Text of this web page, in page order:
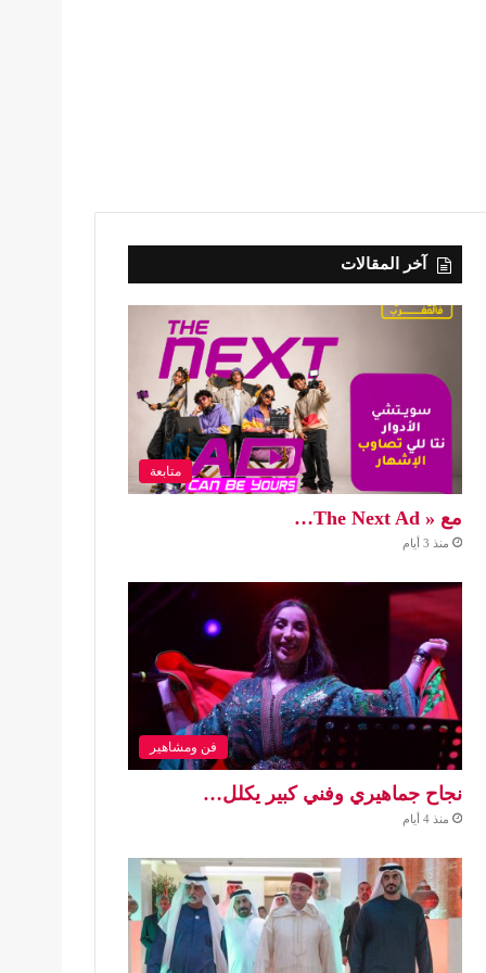
آخر المقالات
متابعة
مع « The Next Ad…
منذ 3 أيام
فن ومشاهير
نجاح جماهيري وفني كبير يكلل…
منذ 4 أيام